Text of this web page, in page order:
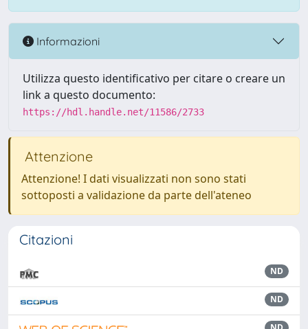
Informazioni
Utilizza questo identificativo per citare o creare un
link a questo documento:
https://hdl.handle.net/11586/2733
Attenzione
Attenzione! I dati visualizzati non sono stati
sottoposti a validazione da parte dell'ateneo
Citazioni
ND
ND